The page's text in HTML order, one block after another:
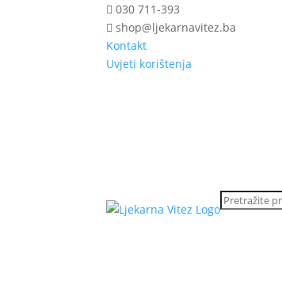
030 711-393
shop@ljekarnavitez.ba
Kontakt
Uvjeti korištenja